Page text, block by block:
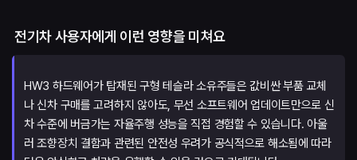
전기차 사용자에게 이런 영향을 미쳐요
HW3 하드웨어가 탑재된 구형 테슬라 소유주들은 값비싼 부품 교체
나 신차 구매를 고려하지 않아도, 무선 소프트웨어 업데이트만으로 신
차 수준에 버금가는 자율주행 성능을 직접 경험할 수 있습니다. 아울
러 조향장치 결함과 관련된 안전성 우려가 공식적으로 해소됨에 따라